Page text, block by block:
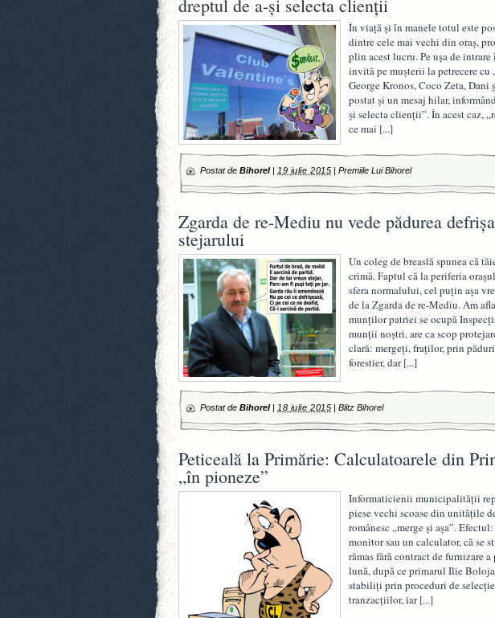
dreptul de a-şi selecta clienţii
În viaţă şi în manele totul este
dintre cele mai vechi din oraş,
plin acest lucru. Pe uşa de
invită pe muşterii la petrecere cu
George Kronos, Coco Zeta, Dani
postat şi un mesaj hilar,
şi selecta clienţii”. În acest caz,
ce mai [...]
Postat de Bihorel| 19 iulie 2015 |Premiile Lui Bihorel
Zgarda de re-Mediu nu vede pădurea
stejarului
Un coleg de breaslă spunea că
crimă. Faptul că la periferia
sfera normalului, cel puţin aşa
de la Zgarda de re-Mediu. Am
munţilor patriei se ocupă
munţii noştri, are ca scop
clară: mergeţi, fraţilor, prin
forestier, dar[...]
Postat de Bihorel| 18 iulie 2015 |Blitz Bihorel
Peticeală la Primărie: Calculatoarele din
„în pioneze”
Informaticienii municipalităţii
piese vechi scoase din unităţile
românesc „merge şi aşa”.
monitor sau un calculator, că se
rămas fără contract de furnizare
lună, după ce primarul Ilie
stabiliţi prin proceduri de
tranzacţiilor, iar[...]